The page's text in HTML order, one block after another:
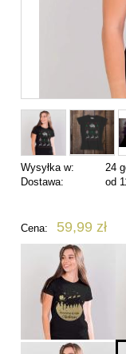
Wysyłka w:
24
Dostawa:
od
Cena nie zawiera
Cena: 59,99 zł